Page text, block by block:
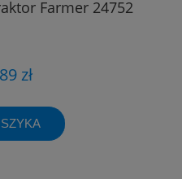
Farmer 24752
zł